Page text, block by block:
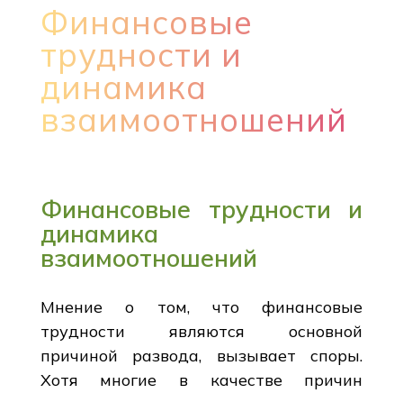
Финансовые
трудности и
динамика
взаимоотношений
Финансовые трудности и
динамика
взаимоотношений
Мнение о том, что финансовые
трудности являются основной
причиной развода, вызывает споры.
Хотя многие в качестве причин